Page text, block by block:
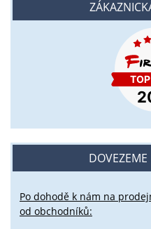
Po dohodě k nám na
od obchodníků: